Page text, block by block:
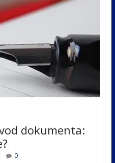
dokumenta:
0